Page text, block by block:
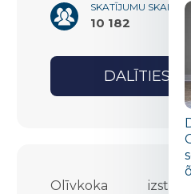
SKATĪJUMU SKAITS
10 182
DALĪTIES
Olīvkoka